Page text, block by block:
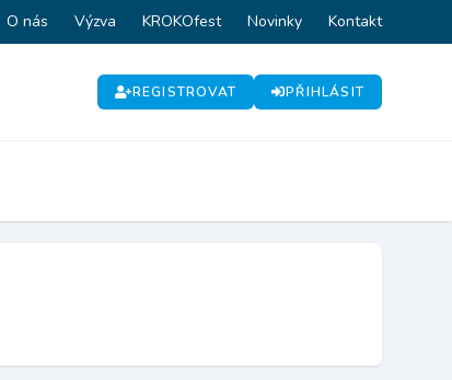
O nás Výzva KROKOfest Novinky Kontakt
REGISTROVAT PŘIHLÁSIT